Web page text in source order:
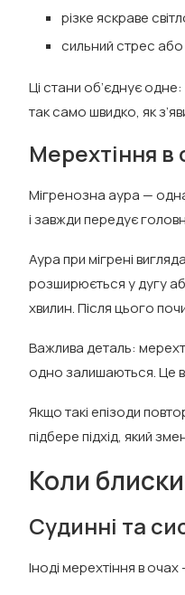
різке яскраве
сильний стрес
Ці стани об’єднує
так само швидко, як
Мерехтіння в
Мігренозна аура —
і завжди передує
Аура при мігрені
розширюється у дугу
хвилин. Після цього
Важлива деталь:
одно залишаються. Це
Якщо такі епізоди
підбере підхід, який
Коли
Судинні та
Іноді мерехтіння в